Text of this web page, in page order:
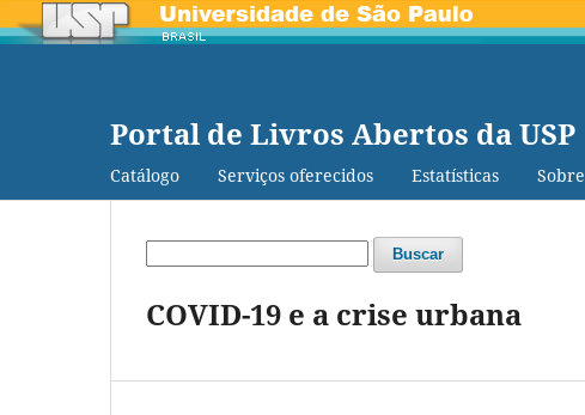
Portal de Livros Abertos da USP
Catálogo Serviços oferecidos Estatísticas Sobre
Buscar
COVID-19 e a crise urbana